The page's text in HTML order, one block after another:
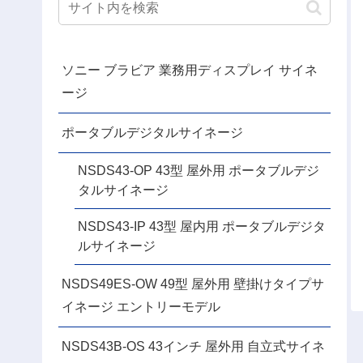
ソニー ブラビア 業務用ディスプレイ サイネ
ージ
ポータブルデジタルサイネージ
NSDS43-OP 43型 屋外用 ポータブルデジ
タルサイネージ
NSDS43-IP 43型 屋内用 ポータブルデジタ
ルサイネージ
NSDS49ES-OW 49型 屋外用 壁掛けタイプサ
イネージ エントリーモデル
NSDS43B-OS 43インチ 屋外用 自立式サイネ